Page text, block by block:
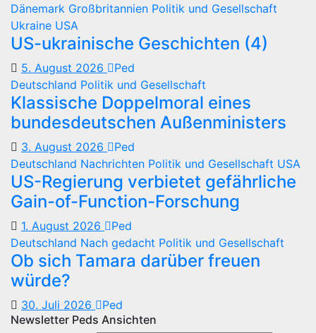
Dänemark Großbritannien Politik und Gesellschaft
Ukraine USA
US-ukrainische Geschichten (4)
5. August 2026
Ped
Deutschland Politik und Gesellschaft
Klassische Doppelmoral eines
bundesdeutschen Außenministers
3. August 2026
Ped
Deutschland Nachrichten Politik und Gesellschaft USA
US-Regierung verbietet gefährliche
Gain-of-Function-Forschung
1. August 2026
Ped
Deutschland Nach gedacht Politik und Gesellschaft
Ob sich Tamara darüber freuen
würde?
30. Juli 2026
Ped
Newsletter Peds Ansichten